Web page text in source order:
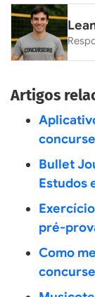
Artigos
Bullet
Estudos
pré-
Como